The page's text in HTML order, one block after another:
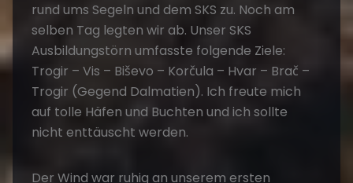
rund ums Segeln und dem SKS zu. Noch am
selben Tag legten wir ab. Unser SKS
Ausbildungstörn umfasste folgende Ziele:
Trogir – Vis – Biševo – Korčula – Hvar – Brač –
Trogir (Gegend Dalmatien). Ich freute mich
auf tolle Häfen und Buchten und ich sollte
nicht enttäuscht werden.
Der Wind war ruhig an unserem ersten